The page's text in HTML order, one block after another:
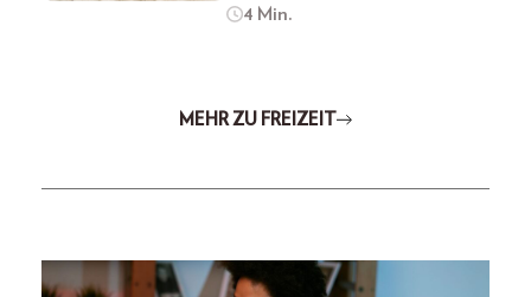
4 Min.
MEHR ZU FREIZEIT